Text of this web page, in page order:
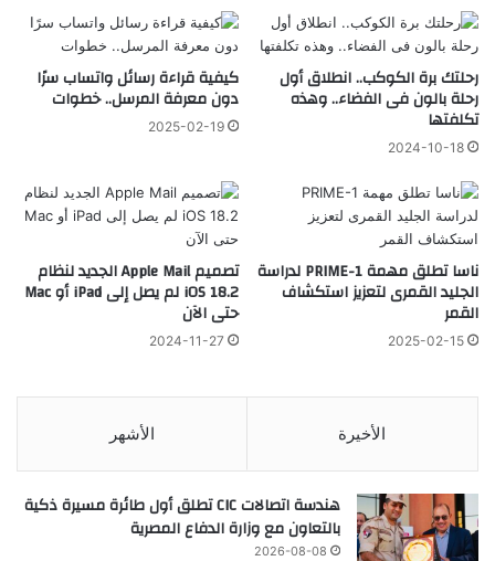
رحلتك برة الكوكب.. انطلاق أول
رحلة بالون فى الفضاء.. وهذه
تكلفتها
2024-10-18
كيفية قراءة رسائل واتساب سرًا
دون معرفة المرسل.. خطوات
2025-02-19
ناسا تطلق مهمة PRIME-1 لدراسة
الجليد القمرى لتعزيز استكشاف
القمر
2025-02-15
تصميم Apple Mail الجديد لنظام
iOS 18.2 لم يصل إلى iPad أو Mac
حتى الآن
2024-11-27
الأخيرة الأشهر
هندسة اتصالات CIC تطلق أول طائرة مسيرة ذكية
بالتعاون مع وزارة الدفاع المصرية
2026-08-08